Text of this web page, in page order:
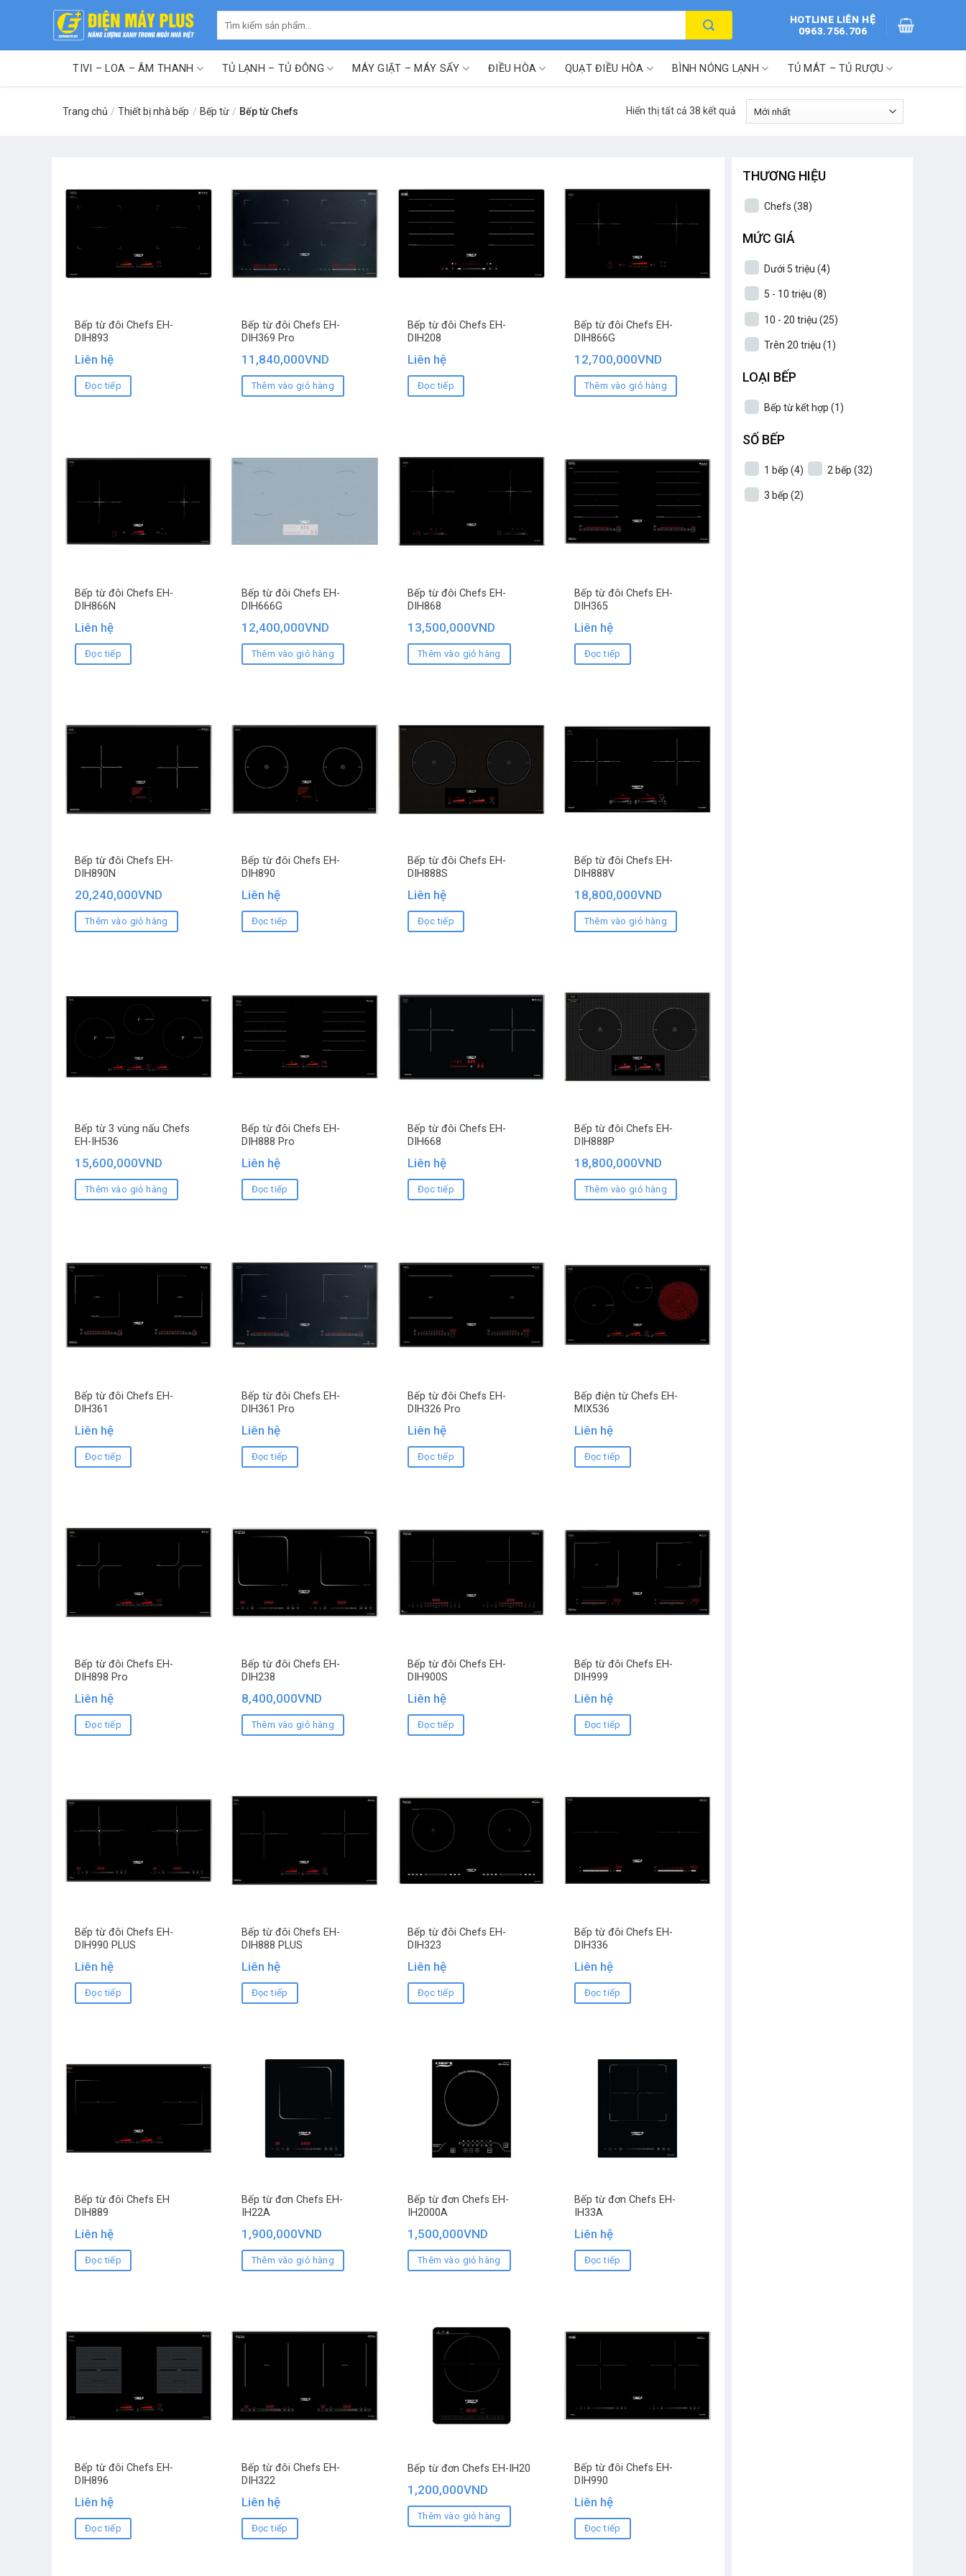
kiếm:
HOTLINE LIÊN HỆ
0963.756.706
TIVI – LOA – ÂM THANH TỦ LẠNH – TỦ ĐÔNG MÁY GIẶT – MÁY SẤY ĐIỀU HÒA QUẠT ĐIỀU HÒA BÌNH NÓNG LẠNH TỦ MÁT – TỦ RƯỢU
Trang chủ / Thiết bị nhà bếp / Bếp từ / Bếp từ Chefs Hiển thị tất cả 38 kết quả
Bếp từ đôi Chefs EH-
DIH893
Liên hệ
Đọc tiếp
Bếp từ đôi Chefs EH-
DIH369 Pro
11,840,000VND
Thêm vào giỏ hàng
Bếp từ đôi Chefs EH-
DIH208
Liên hệ
Đọc tiếp
Bếp từ đôi Chefs EH-
DIH866G
12,700,000VND
Thêm vào giỏ hàng
Bếp từ đôi Chefs EH-
DIH866N
Liên hệ
Đọc tiếp
Bếp từ đôi Chefs EH-
DIH666G
12,400,000VND
Thêm vào giỏ hàng
Bếp từ đôi Chefs EH-
DIH868
13,500,000VND
Thêm vào giỏ hàng
Bếp từ đôi Chefs EH-
DIH365
Liên hệ
Đọc tiếp
Bếp từ đôi Chefs EH-
DIH890N
20,240,000VND
Thêm vào giỏ hàng
Bếp từ đôi Chefs EH-
DIH890
Liên hệ
Đọc tiếp
Bếp từ đôi Chefs EH-
DIH888S
Liên hệ
Đọc tiếp
Bếp từ đôi Chefs EH-
DIH888V
18,800,000VND
Thêm vào giỏ hàng
Bếp từ 3 vùng nấu Chefs
EH-IH536
15,600,000VND
Thêm vào giỏ hàng
Bếp từ đôi Chefs EH-
DIH888 Pro
Liên hệ
Đọc tiếp
Bếp từ đôi Chefs EH-
DIH668
Liên hệ
Đọc tiếp
Bếp từ đôi Chefs EH-
DIH888P
18,800,000VND
Thêm vào giỏ hàng
Bếp từ đôi Chefs EH-
DIH361
Liên hệ
Đọc tiếp
Bếp từ đôi Chefs EH-
DIH361 Pro
Liên hệ
Đọc tiếp
Bếp từ đôi Chefs EH-
DIH326 Pro
Liên hệ
Đọc tiếp
Bếp điện từ Chefs EH-
MIX536
Liên hệ
Đọc tiếp
Bếp từ đôi Chefs EH-
DIH898 Pro
Liên hệ
Đọc tiếp
Bếp từ đôi Chefs EH-
DIH238
8,400,000VND
Thêm vào giỏ hàng
Bếp từ đôi Chefs EH-
DIH900S
Liên hệ
Đọc tiếp
Bếp từ đôi Chefs EH-
DIH999
Liên hệ
Đọc tiếp
Bếp từ đôi Chefs EH-
DIH990 PLUS
Liên hệ
Đọc tiếp
Bếp từ đôi Chefs EH-
DIH888 PLUS
Liên hệ
Đọc tiếp
Bếp từ đôi Chefs EH-
DIH323
Liên hệ
Đọc tiếp
Bếp từ đôi Chefs EH-
DIH336
Liên hệ
Đọc tiếp
Bếp từ đôi Chefs EH
DIH889
Liên hệ
Đọc tiếp
Bếp từ đơn Chefs EH-
IH22A
1,900,000VND
Thêm vào giỏ hàng
Bếp từ đơn Chefs EH-
IH2000A
1,500,000VND
Thêm vào giỏ hàng
Bếp từ đơn Chefs EH-
IH33A
Liên hệ
Đọc tiếp
Bếp từ đôi Chefs EH-
DIH896
Liên hệ
Đọc tiếp
Bếp từ đôi Chefs EH-
DIH322
Liên hệ
Đọc tiếp
Bếp từ đơn Chefs EH-IH20
1,200,000VND
Thêm vào giỏ hàng
Bếp từ đôi Chefs EH-
DIH990
Liên hệ
Đọc tiếp
THƯƠNG HIỆU
Chefs (38)
MỨC GIÁ
Dưới 5 triệu (4)
5 - 10 triệu (8)
10 - 20 triệu (25)
Trên 20 triệu (1)
LOẠI BẾP
Bếp từ kết hợp (1)
SỐ BẾP
1 bếp (4) 2 bếp (32)
3 bếp (2)